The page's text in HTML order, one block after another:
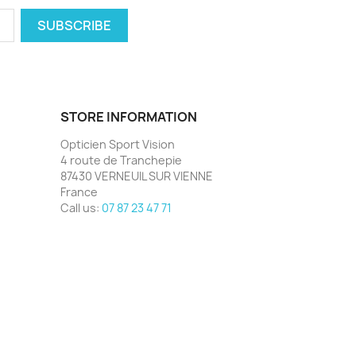
STORE INFORMATION
Opticien Sport Vision
4 route de Tranchepie
87430 VERNEUIL SUR VIENNE
France
Call us: 07 87 23 47 71